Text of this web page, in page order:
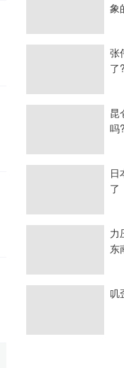
象
张
了
昆
吗?
日
了
力
东
叽